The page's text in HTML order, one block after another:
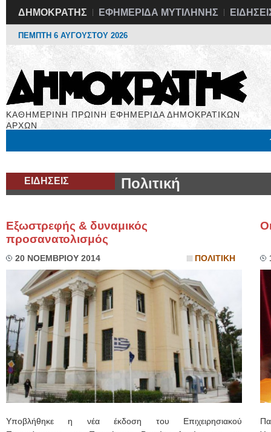
ΔΗΜΟΚΡΑΤΗΣ ΕΦΗΜΕΡΙΔΑ ΜΥΤΙΛΗΝΗΣ
ΠΕΜΠΤΗ 6 ΑΥΓΟΥΣΤΟΥ 2026
ΚΑΘΗΜΕΡΙΝΗ ΠΡΩΙΝΗ ΕΦΗΜΕΡΙΔΑ ΔΗΜΟΚΡΑΤΙΚΩΝ
ΑΡΧΩΝ
ΕΙΔΗΣΕΙΣ Πολιτική
Εξωστρεφής & δυναμικός
προσανατολισμός
20 ΝΟΕΜΒΡΙΟΥ 2014 ΠΟΛΙΤΙΚΗ
Υποβλήθηκε η νέα έκδοση του Επιχειρησιακού